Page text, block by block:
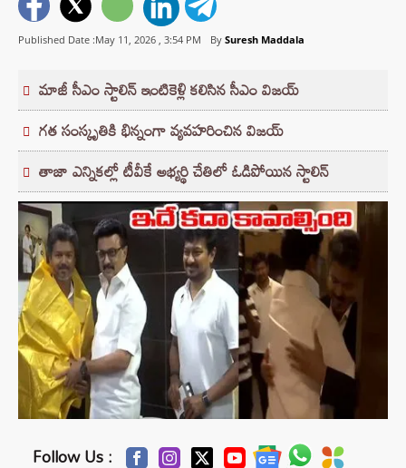
Published Date :May 11, 2026 , 3:54 PM By Suresh Maddala
మాజీ సీఎం స్టాలిన్ ఇంటికెళ్లి కలిసిన సీఎం విజయ్
గత సంస్కృతికి భిన్నంగా వ్యవహరించిన విజయ్
తాజా ఎన్నికల్లో టీవీకే అభ్యర్థి చేతిలో ఓడిపోయిన స్టాలిన్
Follow Us :